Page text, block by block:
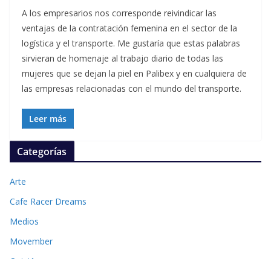
A los empresarios nos corresponde reivindicar las
ventajas de la contratación femenina en el sector de la
logística y el transporte. Me gustaría que estas palabras
sirvieran de homenaje al trabajo diario de todas las
mujeres que se dejan la piel en Palibex y en cualquiera de
las empresas relacionadas con el mundo del transporte.
Leer más
Categorías
Arte
Cafe Racer Dreams
Medios
Movember